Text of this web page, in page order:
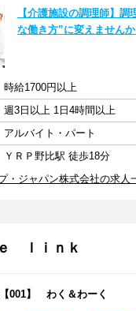
【介護施設の調理師】調
な働き方”に変えませんか
時給1700円以上
週3日以上 1日4時間以上
アルバイト・パート
ＹＲＰ野比駅 徒歩18分
・ジャパン株式会社の求人
ｌｉｎｋ
001】 わく＆わーく